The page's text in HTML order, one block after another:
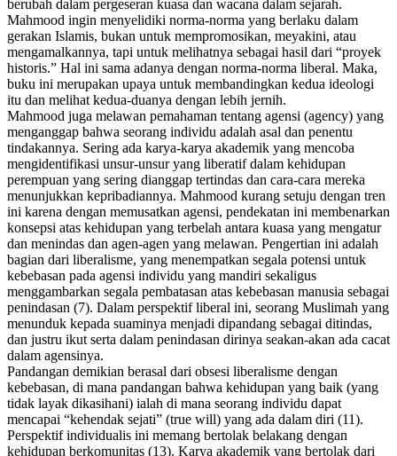
berubah dalam pergeseran kuasa dan wacana dalam sejarah.
Mahmood ingin menyelidiki norma-norma yang berlaku dalam
gerakan Islamis, bukan untuk mempromosikan, meyakini, atau
mengamalkannya, tapi untuk melihatnya sebagai hasil dari “proyek
historis.” Hal ini sama adanya dengan norma-norma liberal. Maka,
buku ini merupakan upaya untuk membandingkan kedua ideologi
itu dan melihat kedua-duanya dengan lebih jernih.
Mahmood juga melawan pemahaman tentang agensi (agency) yang
menganggap bahwa seorang individu adalah asal dan penentu
tindakannya. Sering ada karya-karya akademik yang mencoba
mengidentifikasi unsur-unsur yang liberatif dalam kehidupan
perempuan yang sering dianggap tertindas dan cara-cara mereka
menunjukkan kepribadiannya. Mahmood kurang setuju dengan tren
ini karena dengan memusatkan agensi, pendekatan ini membenarkan
konsepsi atas kehidupan yang terbelah antara kuasa yang mengatur
dan menindas dan agen-agen yang melawan. Pengertian ini adalah
bagian dari liberalisme, yang menempatkan segala potensi untuk
kebebasan pada agensi individu yang mandiri sekaligus
menggambarkan segala pembatasan atas kebebasan manusia sebagai
penindasan (7). Dalam perspektif liberal ini, seorang Muslimah yang
menunduk kepada suaminya menjadi dipandang sebagai ditindas,
dan justru ikut serta dalam penindasan dirinya seakan-akan ada cacat
dalam agensinya.
Pandangan demikian berasal dari obsesi liberalisme dengan
kebebasan, di mana pandangan bahwa kehidupan yang baik (yang
tidak layak dikasihani) ialah di mana seorang individu dapat
mencapai “kehendak sejati” (true will) yang ada dalam diri (11).
Perspektif individualis ini memang bertolak belakang dengan
kehidupan berkomunitas (13). Karya akademik yang bertolak dari